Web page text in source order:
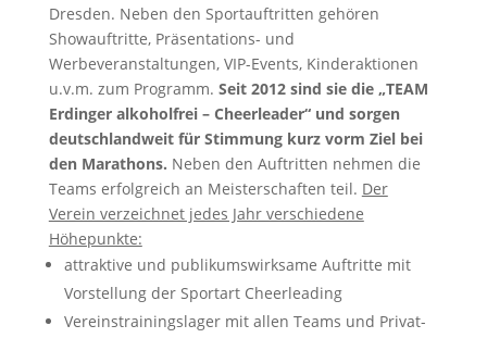
Dresden. Neben den Sportauftritten gehören
Showauftritte, Präsentations- und
Werbeveranstaltungen, VIP-Events, Kinderaktionen
u.v.m. zum Programm. Seit 2012 sind sie die „TEAM
Erdinger alkoholfrei – Cheerleader“ und sorgen
deutschlandweit für Stimmung kurz vorm Ziel bei
den Marathons. Neben den Auftritten nehmen die
Teams erfolgreich an Meisterschaften teil. Der
Verein verzeichnet jedes Jahr verschiedene
Höhepunkte:
attraktive und publikumswirksame Auftritte mit
Vorstellung der Sportart Cheerleading
Vereinstrainingslager mit allen Teams und Privat-